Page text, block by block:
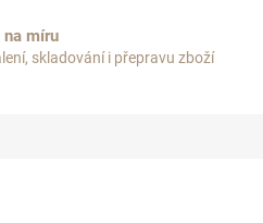
na míru
skladování i přepravu zboží